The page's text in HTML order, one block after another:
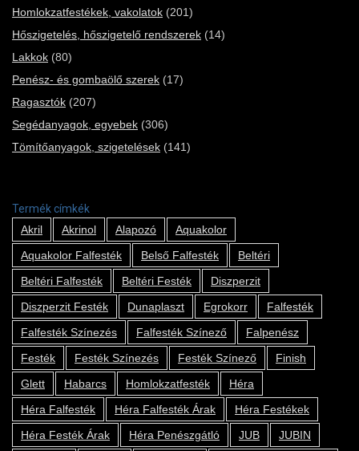
Homlokzatfestékek, vakolatok (201)
Hőszigetelés, hőszigetelő rendszerek (14)
Lakkok (80)
Penész- és gombaölő szerek (17)
Ragasztók (207)
Segédanyagok, egyebek (306)
Tömítőanyagok, szigetelések (141)
Termék címkék
Akril
Akrinol Alapozó
Aquakolor
Aquakolor Falfesték
Belső Falfesték
Beltéri
Beltéri Falfesték
Beltéri Festék
Diszperzit
Diszperzit Festék
Dunaplaszt Egrokorr
Falfesték
Falfesték Színezés
Falfesték Színező
Falpenész
Festék
Festék Színezés Festék Színező
Finish
Glett
Habarcs Homlokzatfesték
Héra
Héra Falfesték
Héra Falfesték Árak
Héra Festékek
Héra Festék Árak
Héra Penészgátló JUB
JUBIN